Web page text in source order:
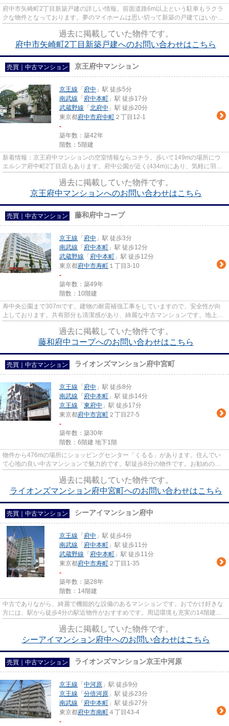
府中市矢崎町2丁目新築戸建の詳しい情報。前面道路6m以上という駐車もラクラ
クな物件となっております。夢のマイホームは思い切って新築の戸建てはいかが
過去に掲載していた物件です。
府中市矢崎町2丁目新築戸建へのお問い合わせはこちら
売買｜中古マンション 京王府中マンション
京王線 「 府中 」駅 徒歩5分
南武線 「 府中本町 」駅 徒歩17分
武蔵野線 「 北府中 」駅 徒歩20分
東京都府中市府中町 ２丁目12-1
-
築年数：築42年
階数：5階建
新着情報：京王府中マンションの空室情報ならコチラ。歩いて149mの場所にウ
エルシア府中町2丁目店もあります。府中公園が近く(434m)にあり、気軽に羽を
過去に掲載していた物件です。
京王府中マンションへのお問い合わせはこちら
売買｜中古マンション 藤和府中コープ
京王線 「 府中 」駅 徒歩3分
南武線 「 府中本町 」駅 徒歩12分
武蔵野線 「 府中本町 」駅 徒歩12分
東京都府中市寿町 １丁目3-10
-
築年数：築49年
階数：10階建
寿中央公園まで307mです。建物の耐震補強工事をしていますので、安全性が向
上しております。共有部分も清潔感があり、綺麗な中古マンションです。地上10
過去に掲載していた物件です。
藤和府中コープへのお問い合わせはこちら
売買｜中古マンション ライオンズマンション府中宮町
京王線 「 府中 」駅 徒歩8分
南武線 「 府中本町 」駅 徒歩14分
京王線 「 東府中 」駅 徒歩17分
東京都府中市宮町 ２丁目27-5
-
築年数：築30年
階数：6階建 地下1階
物件から476mの場所にショッピングセンター「くるる」があります。住んでい
て心地の良い中古マンションで魅力的です。駅徒歩8分の物件です。お勧めの物
過去に掲載していた物件です。
ライオンズマンション府中宮町へのお問い合わせはこちら
売買｜中古マンション シーアイマンション府中
京王線 「 府中 」駅 徒歩4分
南武線 「 府中本町 」駅 徒歩11分
武蔵野線 「 府中本町 」駅 徒歩11分
東京都府中市寿町 ２丁目1-35
-
築年数：築28年
階数：14階建
中古でありながら、綺麗で機能的な設備のあるマンションです。おでかけ好きな
方には、駅から徒歩4分の駅近物件がおすすめです。周辺環境も充実の14階建て
過去に掲載していた物件です。
シーアイマンション府中へのお問い合わせはこちら
売買｜中古マンション ライオンズマンション京王中河原
京王線 「 中河原 」駅 徒歩9分
京王線 「 分倍河原 」駅 徒歩23分
南武線 「 府中本町 」駅 徒歩27分
東京都府中市南町 ４丁目43-4
-